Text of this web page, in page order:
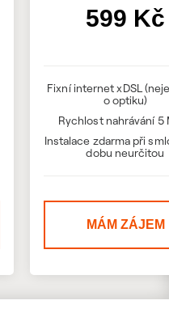
599 Kč
Fixní internet xDSL
o optiku)
Rychlost nahrávání 5
Instalace zdarma při
dobu neurčitou
MÁM ZÁJEM